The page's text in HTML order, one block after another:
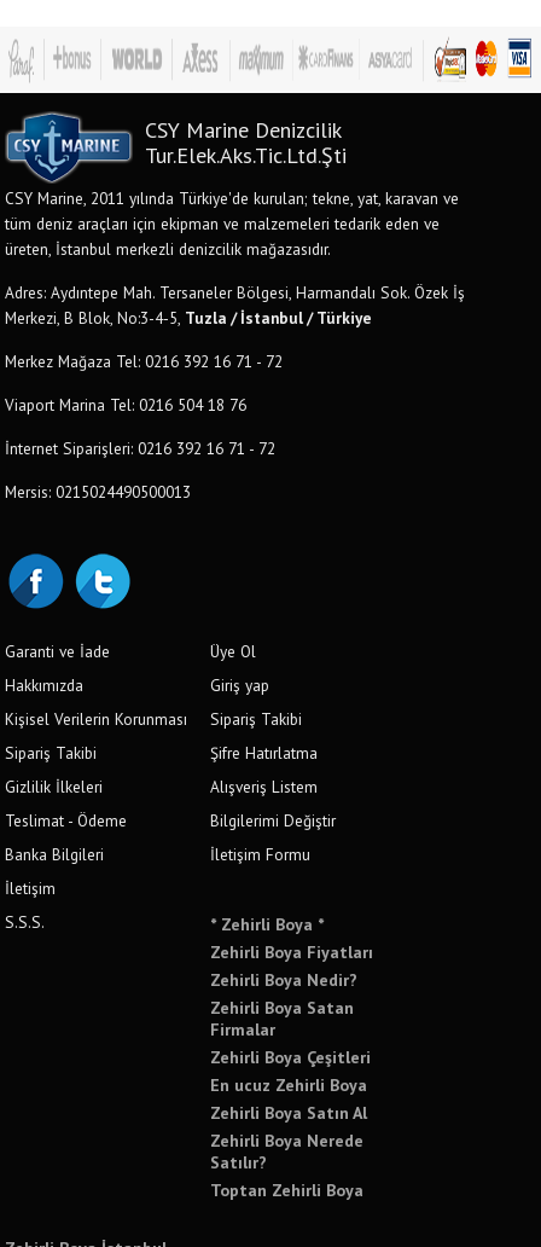
CSY Marine Denizcilik
Tur.Elek.Aks.Tic.Ltd.Şti
CSY Marine, 2011 yılında Türkiye'de kurulan; tekne, yat, karavan ve
tüm deniz araçları için ekipman ve malzemeleri tedarik eden ve
üreten, İstanbul merkezli denizcilik mağazasıdır.
Adres: Aydıntepe Mah. Tersaneler Bölgesi, Harmandalı Sok. Özek İş
Merkezi, B Blok, No:3-4-5, Tuzla / İstanbul / Türkiye
Merkez Mağaza Tel: 0216 392 16 71 - 72
Viaport Marina Tel: 0216 504 18 76
İnternet Siparişleri: 0216 392 16 71 - 72
Mersis: 0215024490500013
Garanti ve İade
Hakkımızda
Kişisel Verilerin Korunması
Sipariş Takibi
Gizlilik İlkeleri
Teslimat - Ödeme
Banka Bilgileri
İletişim
S.S.S.
Üye Ol
Giriş yap
Sipariş Takibi
Şifre Hatırlatma
Alışveriş Listem
Bilgilerimi Değiştir
İletişim Formu
* Zehirli Boya *
Zehirli Boya Fiyatları
Zehirli Boya Nedir?
Zehirli Boya Satan
Firmalar
Zehirli Boya Çeşitleri
En ucuz Zehirli Boya
Zehirli Boya Satın Al
Zehirli Boya Nerede
Satılır?
Toptan Zehirli Boya